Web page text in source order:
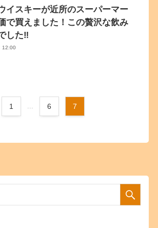
イスキーが近所のスーパーマー
で買えました！この贅沢な飲み
した‼
12:00
1 ... 6 7